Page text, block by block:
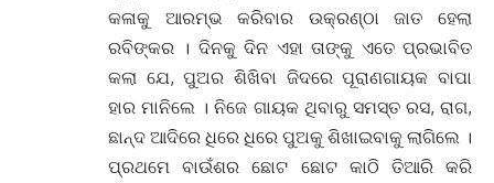
କଳାକୁ ଆରମ୍ଭ କରିବାର ଉକ୍ରଣ୍ଠା ଜାତ ହେଲା
ରବିଙ୍କର । ଦିନକୁ ଦିନ ଏହା ତାଙ୍କୁ ଏତେ ପ୍ରଭାବିତ
କଲା ଯେ, ପୁଅର ଶିଖିବା ଜିଦରେ ପୂରାଣଗାୟକ ବାପା
ହାର ମାନିଲେ । ନିଜେ ଗାୟକ ଥିବାରୁ ସମସ୍ତ ରସ, ରାଗ,
ଛାନ୍ଦ ଆଦିରେ ଧିରେ ଧିରେ ପୁଅକୁ ଶିଖାଇବାକୁ ଲାଗିଲେ ।
ପ୍ରଥମେ ବାଉଁଶର ଛୋଟ ଛୋଟ କାଠି ତିଆରି କରି